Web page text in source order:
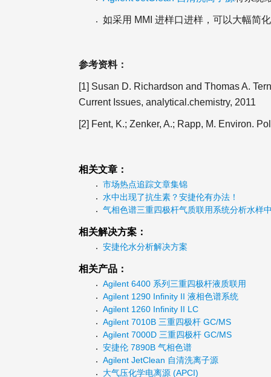
如采用 MMI 进样口进样，可以大幅简
参考资料：
[1] Susan D. Richardson and Thomas A.
Current Issues, analytical.chemistry, 2011
[2] Fent, K.; Zenker, A.; Rapp, M. Environ.
相关文章：
市场热点追踪文章集锦
水中出现了抗生素？安捷伦有办法！
气相色谱三重四极杆气质联用系统分析水样
相关解决方案：
安捷伦水分析解决方案
相关产品：
Agilent 6400 系列三重四极杆液质联用
Agilent 1290 Infinity II 液相色谱系统
Agilent 1260 Infinity II LC
Agilent 7010B 三重四极杆 GC/MS
Agilent 7000D 三重四极杆 GC/MS
安捷伦 7890B 气相色谱
Agilent JetClean 自清洗离子源
大气压化学电离源 (APCI)